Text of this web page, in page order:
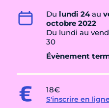
Du lundi 24au
octobre 2022
Du lundi au
30
Évènement
18€
S'inscrire en